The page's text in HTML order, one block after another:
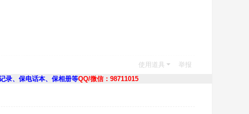
使用道具
举报
录、保电话本、保相册等QQ/微信：98711015